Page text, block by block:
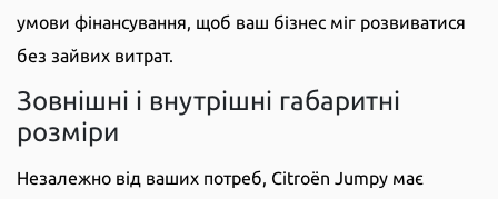
умови фінансування, щоб ваш бізнес міг розвиватися
без зайвих витрат.
Зовнішні і внутрішні габаритні
розміри
Незалежно від ваших потреб, Citroën Jumpy має